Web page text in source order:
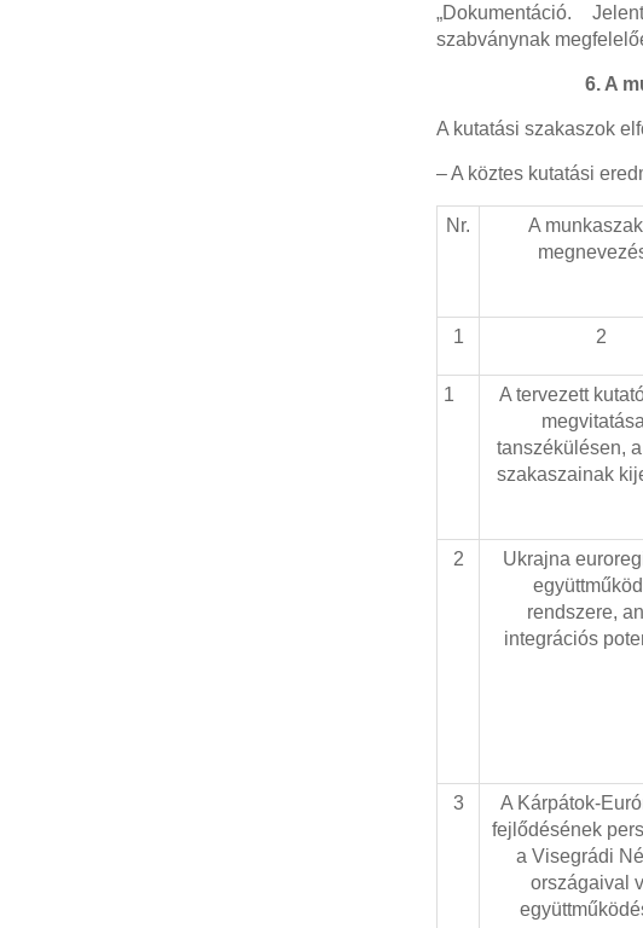
„Dokumentáció.
szabványnak
6. A
A kutatási szakaszok
– A köztes kutatási
Nr.
A
1 2
1
A tervezett
tanszékülésen,
szakaszainak
2
Ukrajna
rendszere,
integrációs
3
A Kárpátok-
fejlődésének
a Visegrádi
országaival